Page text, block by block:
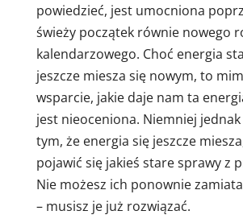
powiedzieć, jest umocniona
świeży początek równie nowego
kalendarzowego. Choć energia
jeszcze miesza się nowym, to
wsparcie, jakie daje nam ta
jest nieoceniona. Niemniej jednak
tym, że energia się jeszcze
pojawić się jakieś stare sprawy z
Nie możesz ich ponownie
– musisz je już rozwiązać.